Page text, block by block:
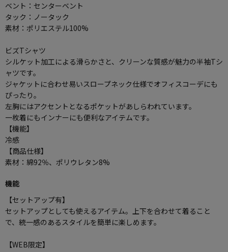
ベント：センターベント
タック：ノータック
素材：ポリエステル100%
ビズTシャツ
シルケット加工による滑らかさと、クリーンな質感が魅力の半袖Tシ
ャツです。
ジャケットに合わせ易いスロープネック仕様でオフィスコーデにも
ぴったり。
左胸にはアクセントとなるポケットがあしらわれています。
一枚着にもインナーにも便利なアイテムです。
【機能】
冷感
【商品仕様】
素材：綿92％、ポリウレタン8%
機能
【セットアップ有】
セットアップとしても使えるアイテム。上下を合わせて着ること
で、統一感のあるスタイルを簡単に楽しめます。
【WEB限定】